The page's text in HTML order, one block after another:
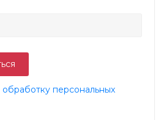
обработку персональных